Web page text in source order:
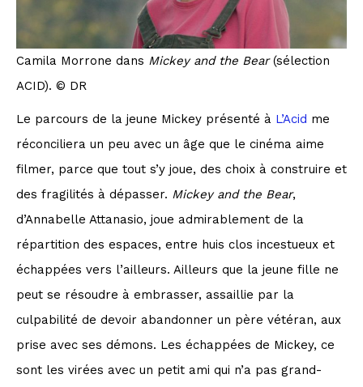
Camila Morrone dans Mickey and the Bear(sélection
ACID). © DR
Le parcours de la jeune Mickey présenté à L’Acid me
réconciliera un peu avec un âge que le cinéma aime
filmer, parce que tout s’y joue, des choix à construire et
des fragilités à dépasser. Mickey and the Bear,
d’Annabelle Attanasio, joue admirablement de la
répartition des espaces, entre huis clos incestueux et
échappées vers l’ailleurs. Ailleurs que la jeune fille ne
peut se résoudre à embrasser, assaillie par la
culpabilité de devoir abandonner un père vétéran, aux
prise avec ses démons. Les échappées de Mickey, ce
sont les virées avec un petit ami qui n’a pas grand-